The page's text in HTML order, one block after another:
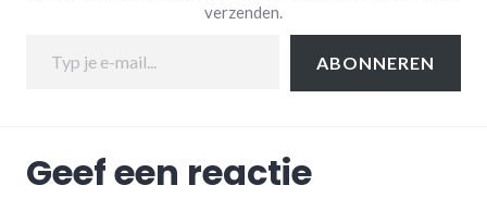
verzenden.
ABONNEREN
Geef een reactie